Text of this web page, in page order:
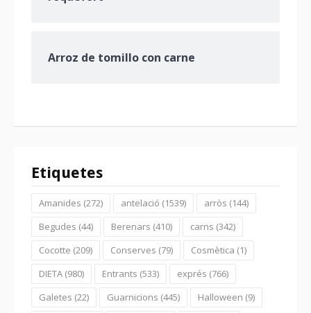
Arroz de tomillo con carne
Etiquetes
Amanides (272) antelació (1539) arròs (144)
Begudes (44) Berenars (410) carns (342)
Cocotte (209) Conserves (79) Cosmètica (1)
DIETA (980) Entrants (533) exprés (766)
Galetes (22) Guarnicions (445) Halloween (9)